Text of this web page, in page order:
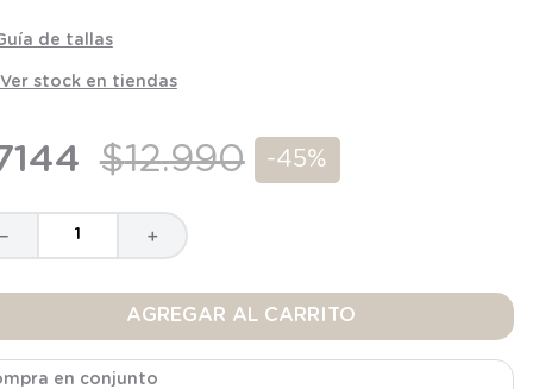
de tallas
Ver stock en tiendas
$12.990 -45%
＋
－
AGREGAR AL CARRITO
en conjunto